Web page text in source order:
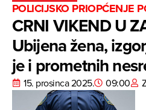
POLICIJSKO PRIOPĆENJE
CRNI VIKEND U
Ubijena žena,
je i prometnih
15. prosinca 2025. 09:00